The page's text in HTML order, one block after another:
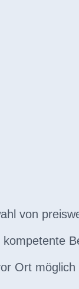
von
kompetente
Ort möglich